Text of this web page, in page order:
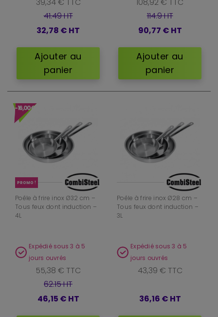
41.49 HT
32,78 € HT
Ajouter au
panier
114.9 HT
90,77 € HT
Ajouter au
panier
-16,00 €
PROMO !
Poêle à frire inox Ø32 cm –
Tous feux dont induction –
4L
Expédié sous 3 à 5
jours ouvrés
55,38 € TTC
62.15 HT
46,15 € HT
Poêle à frire inox Ø28 cm –
Tous feux dont induction –
3L
Expédié sous 3 à 5
jours ouvrés
43,39 € TTC
36,16 € HT